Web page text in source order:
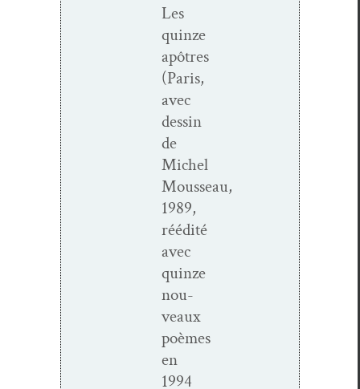
Les
quinze
apôtres
(Paris,
avec
dessin
de
Michel
Mousseau,
1989,
réédité
avec
quinze
nou­
veaux
poèmes
en
1994